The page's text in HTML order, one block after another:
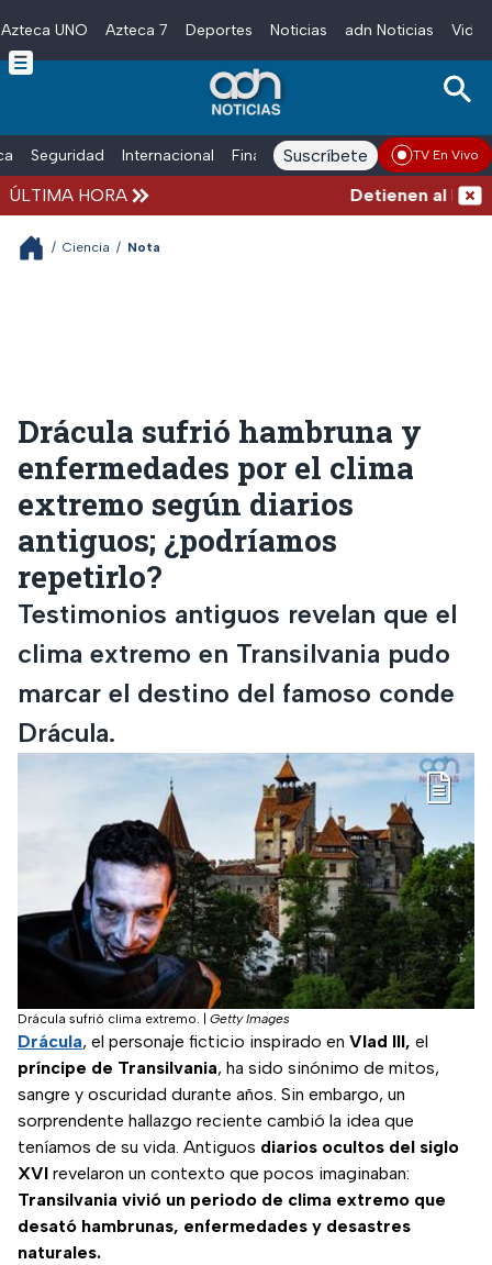
Skip to main content
Azteca UNO Azteca 7 Deportes Noticias adn Noticias
Seguridad Internacional Finanzas adn Noticias Radio
Suscríbete TV En Vivo
ÚLTIMA HORA Detienen al
/ Ciencia / Nota
Drácula sufrió hambruna y
enfermedades por el clima
extremo según diarios
antiguos; ¿podríamos
repetirlo?
Testimonios antiguos revelan que el
clima extremo en Transilvania pudo
marcar el destino del famoso conde
Drácula.
Drácula sufrió clima extremo. Getty Images
Drácula, el personaje ficticio inspirado en Vlad III, el
príncipe de Transilvania, ha sido sinónimo de mitos,
sangre y oscuridad durante años. Sin embargo, un
sorprendente hallazgo reciente cambió la idea que
teníamos de su vida. Antiguos diarios ocultos del siglo
XVI revelaron un contexto que pocos imaginaban:
Transilvania vivió un periodo de clima extremo que
desató hambrunas, enfermedades y desastres
naturales.